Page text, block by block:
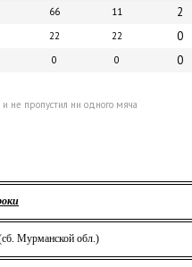
66 11 2
22 22 0
0 0 0
и не пропустил ни одного мяча
Мурманской обл.)